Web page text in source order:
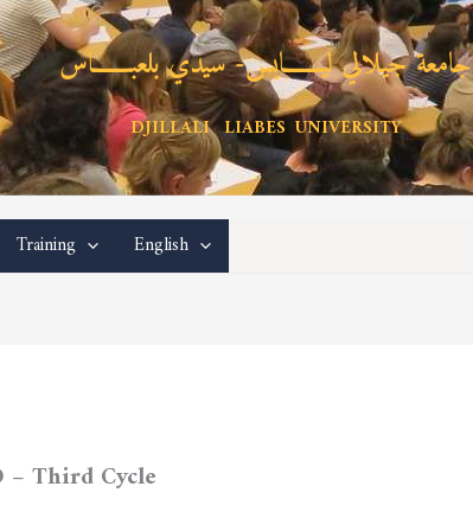
جامعة جيلالي ليـــــــابس- سيدي بلعبـــــــاس
DJILLALI LIABES UNIVERSITY
Training English
– Third Cycle